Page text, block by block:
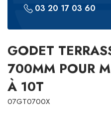
03 20 17 03 60
GODET
700MM POUR
À 10T
07GT0700X